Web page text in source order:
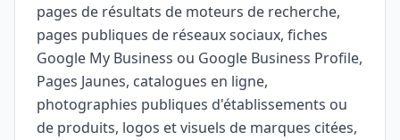
pages de résultats de moteurs de recherche,
pages publiques de réseaux sociaux, fiches
Google My Business ou Google Business Profile,
Pages Jaunes, catalogues en ligne,
photographies publiques d'établissements ou
de produits, logos et visuels de marques citées,